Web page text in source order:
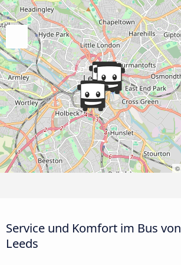
©
Service und Komfort im Bus
Leeds